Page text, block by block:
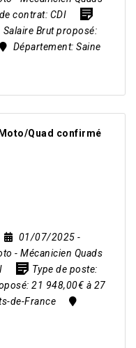
contrat: CDI
Salaire Brut proposé:
Département: Saine
Quad confirmé
01/07/2025 -
- Mécanicien Quads
Type de poste:
21 948,00€ à 27
de-France